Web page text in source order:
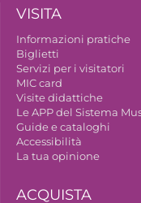
VISITA
Informazioni pratiche
Biglietti
Servizi per i visitatori
MIC card
Visite didattiche
Le APP del Sistema
Guide e cataloghi
Accessibilità
La tua opinione
ACQUISTA